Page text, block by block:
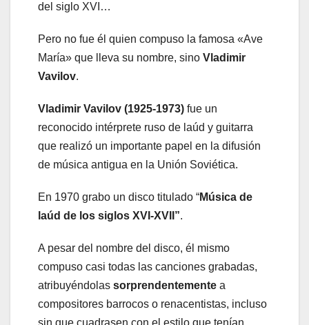
del siglo XVI…
Pero no fue él quien compuso la famosa «Ave
María» que lleva su nombre, sino Vladimir
Vavilov.
Vladimir Vavilov (1925-1973) fue un
reconocido intérprete ruso de laúd y guitarra
que realizó un importante papel en la difusión
de música antigua en la Unión Soviética.
En 1970 grabo un disco titulado “Música de
laúd de los siglos XVI-XVII”.
A pesar del nombre del disco, él mismo
compuso casi todas las canciones grabadas,
atribuyéndolas sorprendentemente a
compositores barrocos o renacentistas, incluso